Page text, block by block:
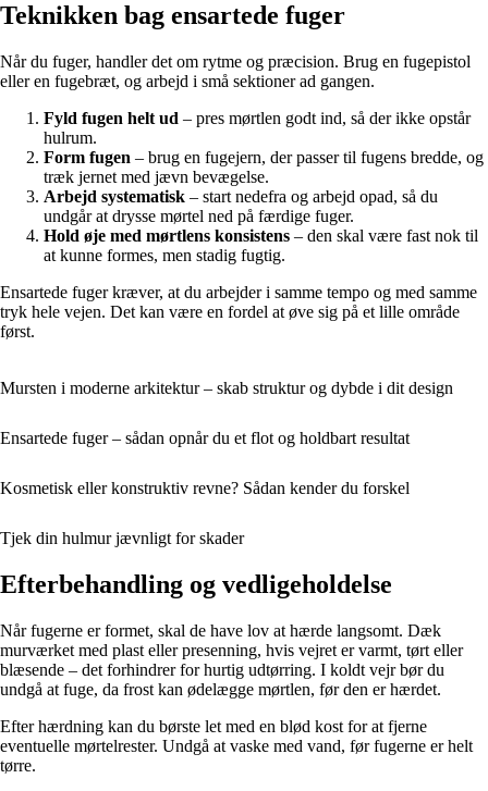
Teknikken bag ensartede fuger
Når du fuger, handler det om rytme og præcision. Brug en fugepistol
eller en fugebræt, og arbejd i små sektioner ad gangen.
Fyld fugen helt ud – pres mørtlen godt ind, så der ikke opstår
hulrum.
Form fugen – brug en fugejern, der passer til fugens bredde, og
træk jernet med jævn bevægelse.
Arbejd systematisk – start nedefra og arbejd opad, så du
undgår at drysse mørtel ned på færdige fuger.
Hold øje med mørtlens konsistens – den skal være fast nok til
at kunne formes, men stadig fugtig.
Ensartede fuger kræver, at du arbejder i samme tempo og med samme
tryk hele vejen. Det kan være en fordel at øve sig på et lille område
først.
Mursten i moderne arkitektur – skab struktur og dybde i dit design
Ensartede fuger – sådan opnår du et flot og holdbart resultat
Kosmetisk eller konstruktiv revne? Sådan kender du forskel
Tjek din hulmur jævnligt for skader
Efterbehandling og vedligeholdelse
Når fugerne er formet, skal de have lov at hærde langsomt. Dæk
murværket med plast eller presenning, hvis vejret er varmt, tørt eller
blæsende – det forhindrer for hurtig udtørring. I koldt vejr bør du
undgå at fuge, da frost kan ødelægge mørtlen, før den er hærdet.
Efter hærdning kan du børste let med en blød kost for at fjerne
eventuelle mørtelrester. Undgå at vaske med vand, før fugerne er helt
tørre.